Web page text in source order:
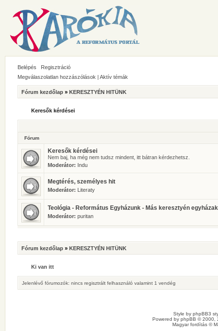
Belépés
Regisztráció
Megválaszolatlan hozzászólások | Aktív témák
Fórum kezdőlap » KERESZTYÉN HITÜNK
Keresők kérdései
Fórum
Keresők kérdései
Nem baj, ha még nem tudsz mindent, itt bátran kérdezhetsz.
Moderátor: Indu
Megtérés, személyes hit
Moderátor: Literaty
Teológia - Református Egyházunk - Más keresztyén egyházak
Moderátor: puritan
Fórum kezdőlap » KERESZTYÉN HITÜNK
Ki van itt
Jelenlévő fórumozók: nincs regisztrált felhasználó valamint 1 vendég
Style by phpBB3
Powered by phpBB © 2000,
Magyar fordítás ©